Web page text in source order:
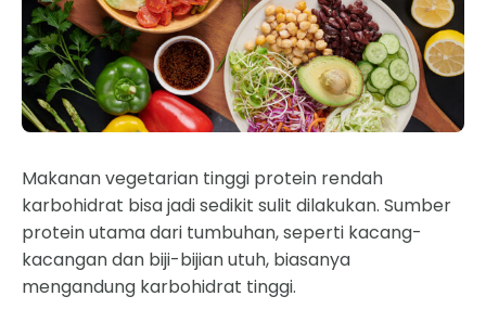
Makanan vegetarian tinggi protein rendah
karbohidrat bisa jadi sedikit sulit dilakukan. Sumber
protein utama dari tumbuhan, seperti kacang-
kacangan dan biji-bijian utuh, biasanya
mengandung karbohidrat tinggi.